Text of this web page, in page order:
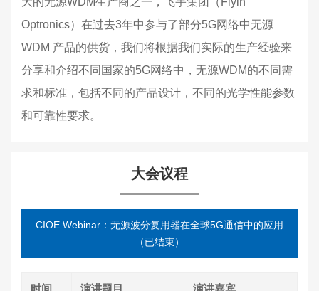
Optronics）在过去3年中参与了部分5G网络中无源
WDM 产品的供货，我们将根据我们实际的生产经验来
分享和介绍不同国家的5G网络中，无源WDM的不同需
求和标准，包括不同的产品设计，不同的光学性能参数
和可靠性要求。
大会议程
CIOE Webinar：无源波分复用器在全球5G通信中的应用
（已结束）
时间 演讲题目 演讲嘉宾